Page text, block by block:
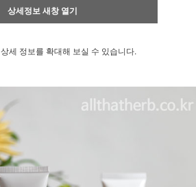
상세정보 새창 열기
상세 정보를 확대해 보실 수 있습니다.